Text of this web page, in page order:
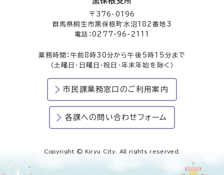
〒376-0196
群馬県桐生市黒保根町水沼182番地3
電話：0277-96-2111
業務時間：午前8時30分から午後5時15分まで
（土曜日・日曜日・祝日・年末年始を除く）
市民課業務窓口のご利用案内
各課への問い合わせフォーム
Copyright © Kiryu City. All rights reserved.